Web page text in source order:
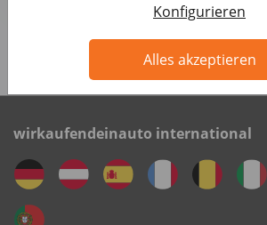
Konfigurieren
Alles akzeptieren
wirkaufendeinauto international